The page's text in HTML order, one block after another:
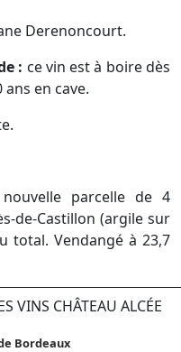
Derenoncourt.
: ce vin est à boire dès
en cave.
parcelle de 4
de-Castillon (argile sur
total. Vendangé à 23,7
VINS CHÂTEAU ALCÉE
Bordeaux